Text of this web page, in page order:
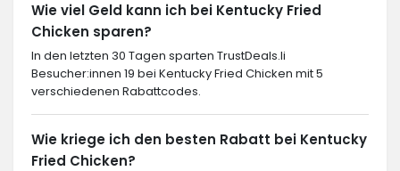
Wie viel Geld kann ich bei Kentucky Fried
Chicken sparen?
In den letzten 30 Tagen sparten TrustDeals.li
Besucher:innen 19 bei Kentucky Fried Chicken mit 5
verschiedenen Rabattcodes.
Wie kriege ich den besten Rabatt bei Kentucky
Fried Chicken?